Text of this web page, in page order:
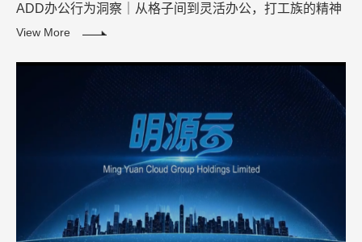
ADD办公行为洞察｜从格子间到灵活办公，打工族的精神
解放进程
View More